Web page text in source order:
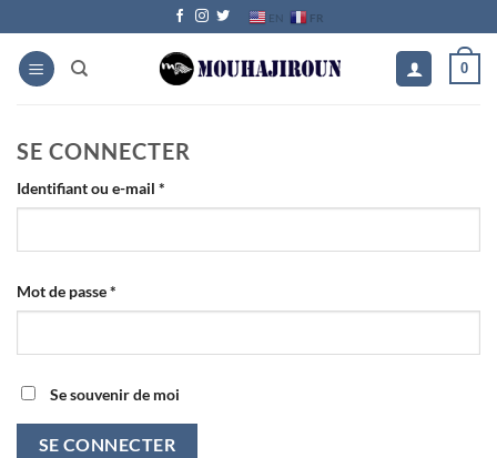
au
contenu
EN FR
0
SE CONNECTER
Identifiant ou e-mail *
Mot de passe*
Se souvenir de moi
SE CONNECTER